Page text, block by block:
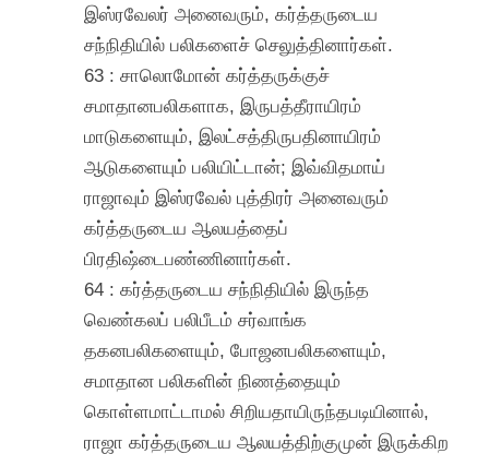
இஸ்ரவேலர் அனைவரும், கர்த்தருடைய
சந்நிதியில் பலிகளைச் செலுத்தினார்கள்.
63 : சாலொமோன் கர்த்தருக்குச்
சமாதானபலிகளாக, இருபத்தீராயிரம்
மாடுகளையும், இலட்சத்திருபதினாயிரம்
ஆடுகளையும் பலியிட்டான்; இவ்விதமாய்
ராஜாவும் இஸ்ரவேல் புத்திரர் அனைவரும்
கர்த்தருடைய ஆலயத்தைப்
பிரதிஷ்டைபண்ணினார்கள்.
64 : கர்த்தருடைய சந்நிதியில் இருந்த
வெண்கலப் பலிபீடம் சர்வாங்க
தகனபலிகளையும், போஜனபலிகளையும்,
சமாதான பலிகளின் நிணத்தையும்
கொள்ளமாட்டாமல் சிறியதாயிருந்தபடியினால்,
ராஜா கர்த்தருடைய ஆலயத்திற்குமுன் இருக்கிற